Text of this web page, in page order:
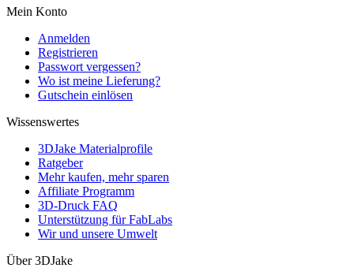
Mein Konto
Anmelden
Registrieren
Passwort vergessen?
Wo ist meine Lieferung?
Gutschein einlösen
Wissenswertes
3DJake Materialprofile
Ratgeber
Mehr kaufen, mehr sparen
Affiliate Programm
3D-Druck FAQ
Unterstützung für FabLabs
Wir und unsere Umwelt
Über 3DJake